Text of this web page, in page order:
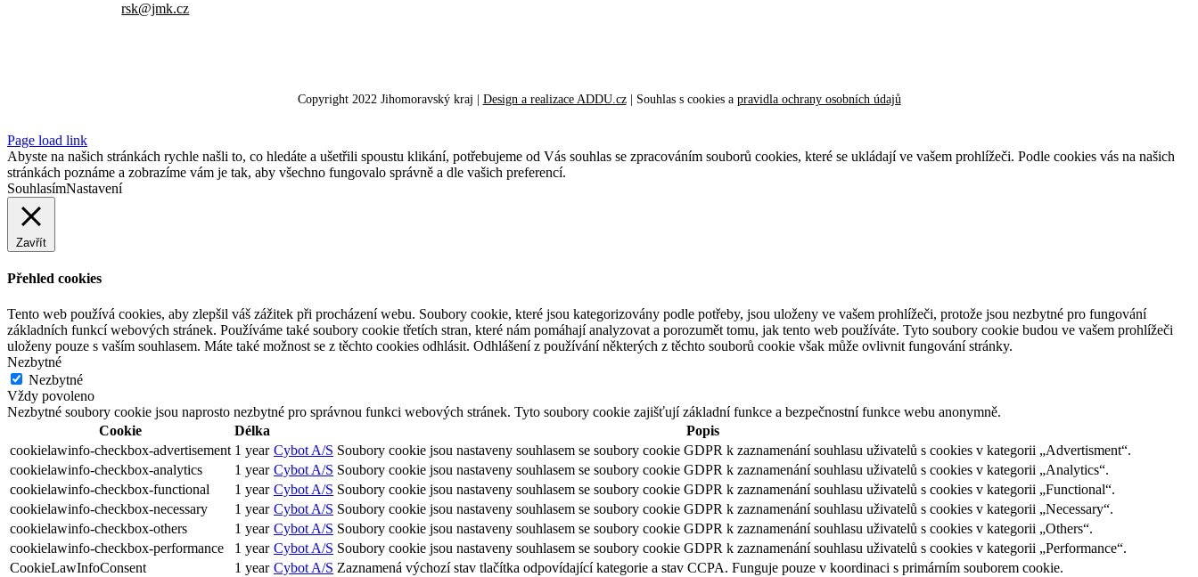
rsk@jmk.cz
Copyright 2022 Jihomoravský kraj | Design a realizace ADDU.cz| Souhlas s cookiesa pravidla ochrany osobních údajů
Page load link
Abyste na našich stránkách rychle našli to, co hledáte a ušetřili spoustu klikání, potřebujeme od Vás souhlas se zpracováním souborů cookies, které se ukládají ve vašem prohlížeči. Podle cookies vás na našich
stránkách poznáme a zobrazíme vám je tak, aby všechno fungovalo správně a dle vašich preferencí.
SouhlasímNastavení
Zavřít
Přehled cookies
Tento web používá cookies, aby zlepšil váš zážitek při procházení webu. Soubory cookie, které jsou kategorizovány podle potřeby, jsou uloženy ve vašem prohlížeči, protože jsou nezbytné pro fungování
základních funkcí webových stránek. Používáme také soubory cookie třetích stran, které nám pomáhají analyzovat a porozumět tomu, jak tento web používáte. Tyto soubory cookie budou ve vašem prohlížeči
uloženy pouze s vaším souhlasem. Máte také možnost se z těchto cookies odhlásit. Odhlášení z používání některých z těchto souborů cookie však může ovlivnit fungování stránky.
Nezbytné
Nezbytné
Vždy povoleno
Nezbytné soubory cookie jsou naprosto nezbytné pro správnou funkci webových stránek. Tyto soubory cookie zajišťují základní funkce a bezpečnostní funkce webu anonymně.
Cookie
Délka
Popis
cookielawinfo-checkbox-advertisement 1 year Cybot A/S Soubory cookie jsou nastaveny souhlasem se soubory cookie GDPR k zaznamenání souhlasu uživatelů s cookies v kategorii „Advertisment“.
cookielawinfo-checkbox-analytics
1 year Cybot A/S Soubory cookie jsou nastaveny souhlasem se soubory cookie GDPR k zaznamenání souhlasu uživatelů s cookies v kategorii „Analytics“.
cookielawinfo-checkbox-functional
1 year Cybot A/S Soubory cookie jsou nastaveny souhlasem se soubory cookie GDPR k zaznamenání souhlasu uživatelů s cookies v kategorii „Functional“.
cookielawinfo-checkbox-necessary
1 year Cybot A/S Soubory cookie jsou nastaveny souhlasem se soubory cookie GDPR k zaznamenání souhlasu uživatelů s cookies v kategorii „Necessary“.
cookielawinfo-checkbox-others
1 year Cybot A/S Soubory cookie jsou nastaveny souhlasem se soubory cookie GDPR k zaznamenání souhlasu uživatelů s cookies v kategorii „Others“.
cookielawinfo-checkbox-performance
1 year Cybot A/S Soubory cookie jsou nastaveny souhlasem se soubory cookie GDPR k zaznamenání souhlasu uživatelů s cookies v kategorii „Performance“.
CookieLawInfoConsent
1 year Cybot A/S Zaznamená výchozí stav tlačítka odpovídající kategorie a stav CCPA. Funguje pouze v koordinaci s primárním souborem cookie.